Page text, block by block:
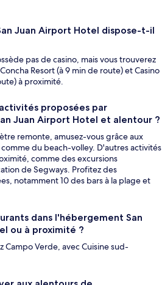
Juan Airport Hotel dispose-t-il
pas de casino, mais vous trouverez
Resort (à 9 min de route) et Casino
à proximité.
proposées par
Juan Airport Hotel et alentour ?
remonte, amusez-vous grâce aux
du beach-volley. D'autres activités
comme des excursions
de Segways. Profitez des
notamment 10 des bars à la plage et
dans l'hébergement San
ou à proximité ?
Campo Verde, avec Cuisine sud-